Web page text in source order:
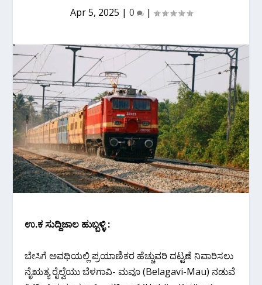
Apr 5, 2025 | 0 |
ಉ.ಕ ಸುದ್ದಿಜಾಲ ಹುಬ್ಬಳ್ಳಿ :
ಬೇಸಿಗೆ ಅವಧಿಯಲ್ಲಿ ಪ್ರಯಾಣಿಕರ ಹೆಚ್ಚುವರಿ ದಟ್ಟಣೆ ನಿವಾರಿಸಲು
ನೈಋತ್ಯ ರೈಲ್ವೆಯು ಬೆಳಗಾವಿ- ಮವೂ (Belagavi-Mau) ನಡುವೆ